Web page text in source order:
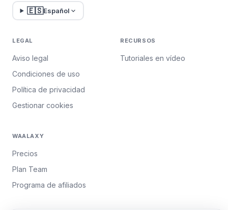
🇪🇸Español
LEGAL
Aviso legal
Condiciones de uso
Política de privacidad
Gestionar cookies
RECURSOS
Tutoriales en vídeo
WAALAXY
Precios
Plan Team
Programa de afiliados